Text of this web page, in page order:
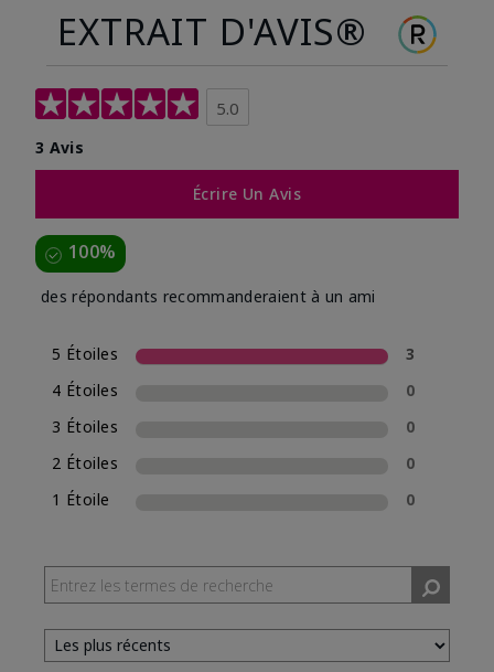
EXTRAIT D'AVIS®
5.0
3 Avis
Écrire Un Avis
100%
des répondants recommanderaient à un ami
5 Étoiles
3
4 Étoiles
0
3 Étoiles
0
2 Étoiles
0
1 Étoile
0